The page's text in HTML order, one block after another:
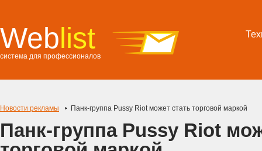
Weblist
система для профессионалов
Новости рекламы Панк-группа Pussy Riot может стать торговой маркой
Панк-группа Pussy Riot